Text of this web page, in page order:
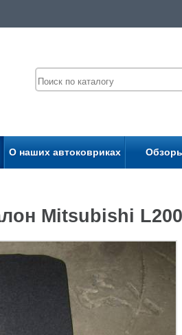
О наших автоковриках
Mitsubishi